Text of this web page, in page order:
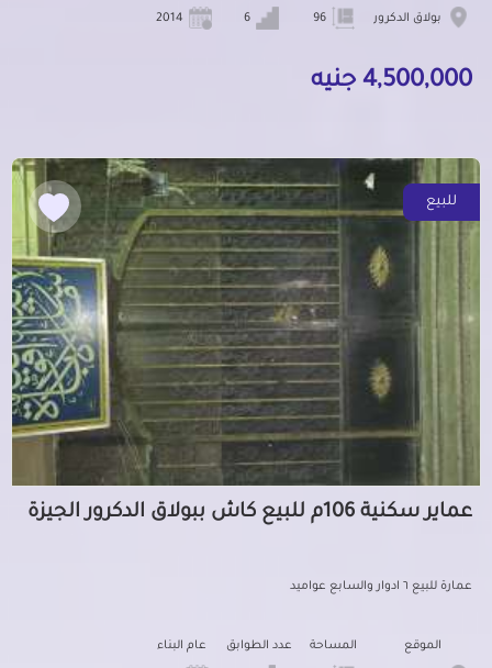
بولاق الدكرور 96
4,500,000 جنيه
للبيع
عماير سكنية 106م للبيع كاش ببولاق الدكرور الجيزة
عمارة للبيع ٦ ادوار والسابع عواميد
الموقع المساحة عدد الطوابق عام البناء